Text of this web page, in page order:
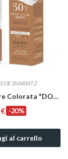
DE BIARRITZ
Crema Solare Colorata "DORÉ" Bio Viso SPF 30 50 ml
-20%
al carrello